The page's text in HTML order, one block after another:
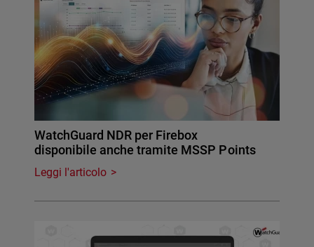
WatchGuard NDR per Firebox
disponibile anche tramite MSSP Points
Leggi l'articolo